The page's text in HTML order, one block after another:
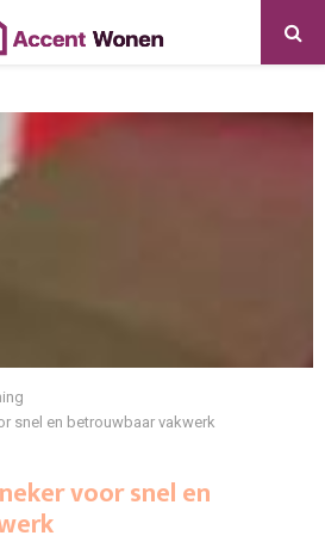
snel en betrouwbaar vakwerk
voor snel en